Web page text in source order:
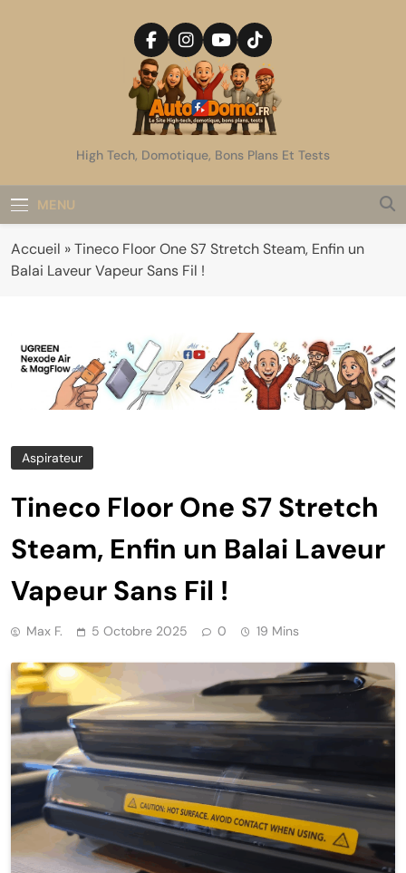
AutoDomo
High Tech, Domotique, Bons Plans Et Tests
MENU
Accueil »Tineco Floor One S7 Stretch Steam, Enfin un
Balai Laveur Vapeur Sans Fil !
Aspirateur
Tineco Floor One S7 Stretch
Steam, Enfin un Balai Laveur
Vapeur Sans Fil !
Max F. 5 Octobre 2025 0 19 Mins